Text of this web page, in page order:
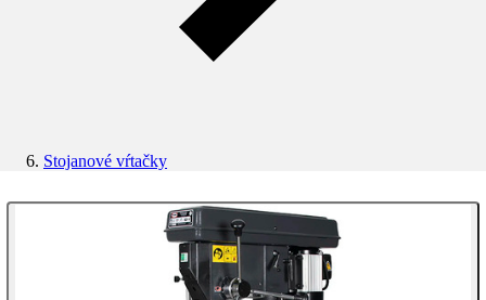
Stojanové vŕtačky